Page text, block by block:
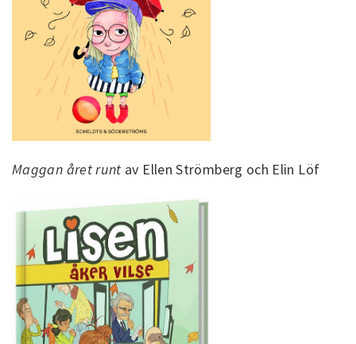
Maggan året runt av Ellen Strömberg och Elin Löf